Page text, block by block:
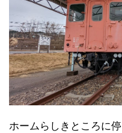
ホームらしきところに